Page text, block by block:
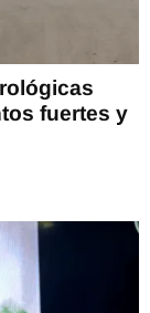
fuertes y